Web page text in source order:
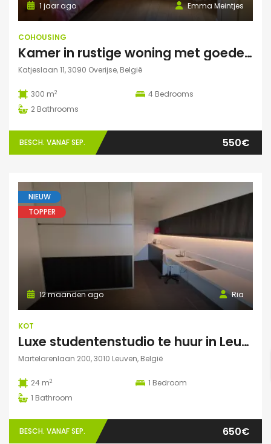
Emma Meintjes
1 jaar ago
COHOUSING
Kamer in rustige woning met goede verbinding
Katjeslaan 11, 3090 Overijse, België
300 m2 4 Bedrooms
2 Bathrooms
BESCH. VANAF SEP. 550€
NIEUW
TOPPER
Ria
12 maanden ago
KOT
Luxe studentenstudio te huur in Leuven
Martelarenlaan 200, 3010 Leuven, België
24 m2 1 Bedroom
1 Bathroom
BESCH. VANAF SEP. 650€